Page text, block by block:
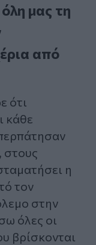
μας τη
από
ότι
κάθε
στους
η
τον
στην
όλες οι
βρίσκονται